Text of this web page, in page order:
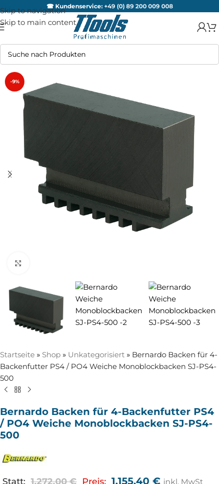
Skip to navigation
Skip to main content
☎ Kundenservice: +49 (0) 89 200 009 008
-9%
Startseite » Shop » Unkategorisiert » Bernardo Backen für 4-
Backenfutter PS4 / PO4 Weiche Monoblockbacken SJ-PS4-
500
Bernardo Backen für 4-Backenfutter PS4
/ PO4 Weiche Monoblockbacken SJ-PS4-
500
Statt: 1.272,00€ Preis: 1.155,40 € inkl. MwSt